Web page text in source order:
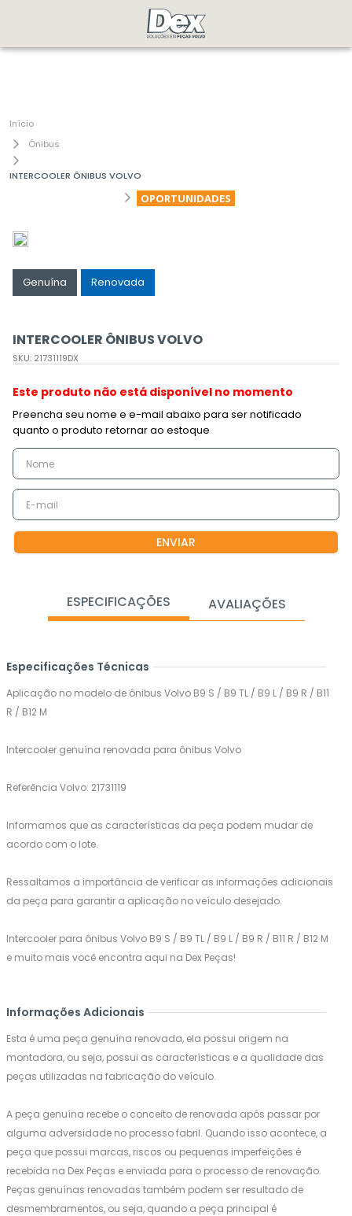
Ônibus
INTERCOOLER ÔNIBUS VOLVO
OPORTUNIDADES
Genuína Renovada
INTERCOOLER ÔNIBUS VOLVO
SKU: 21731119DX
Este produto não está disponível no momento
ENVIAR
ESPECIFICAÇÕES AVALIAÇÕES
Especificações Técnicas
Aplicação no modelo de ônibus Volvo B9 S / B9 TL / B9 L / B9 R / B11
R / B12 M
Intercooler genuína renovada para ônibus Volvo
Referência Volvo: 21731119
Informamos que as características da peça podem mudar de
acordo com o lote.
Ressaltamos a importância de verificar as informações adicionais
da peça para garantir a aplicação no veículo desejado.
Intercooler para ônibus Volvo B9 S / B9 TL / B9 L / B9 R / B11 R / B12 M
e muito mais você encontra aqui na Dex Peças!
Informações Adicionais
Esta é uma peça genuína renovada, ela possui origem na
montadora, ou seja, possui as características e a qualidade das
peças utilizadas na fabricação do veículo.
A peça genuína recebe o conceito de renovada após passar por
alguma adversidade no processo fabril. Quando isso acontece, a
peça que possui marcas, riscos ou pequenas imperfeições é
recebida na Dex Peças e enviada para o processo de renovação.
Peças genuínas renovadas também podem ser resultado de
desmembramentos, ou seja, quando a peça principal é